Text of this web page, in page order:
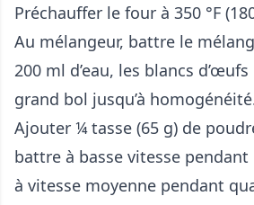
Préchauffer le four à 350 °F
Au mélangeur, battre le
200 ml d’eau, les blancs
grand bol jusqu’à
Ajouter ¼ tasse (65 g) de
battre à basse vitesse
à vitesse moyenne pendant